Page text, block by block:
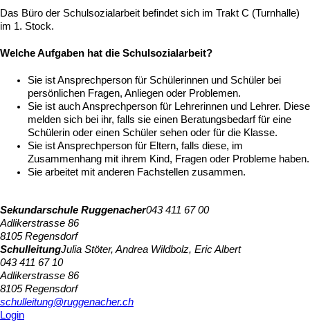
Das Büro der Schulsozialarbeit befindet sich im Trakt C (Turnhalle)
im 1. Stock.
Welche Aufgaben hat die Schulsozialarbeit?
Sie ist Ansprechperson für Schülerinnen und Schüler bei
persönlichen Fragen, Anliegen oder Problemen.
Sie ist auch Ansprechperson für Lehrerinnen und Lehrer. Diese
melden sich bei ihr, falls sie einen Beratungsbedarf für eine
Schülerin oder einen Schüler sehen oder für die Klasse.
Sie ist Ansprechperson für Eltern, falls diese, im
Zusammenhang mit ihrem Kind, Fragen oder Probleme haben.
Sie arbeitet mit anderen Fachstellen zusammen.
Sekundarschule Ruggenacher043 411 67 00
Adlikerstrasse 86
8105 Regensdorf
SchulleitungJulia Stöter, Andrea Wildbolz, Eric Albert
043 411 67 10
Adlikerstrasse 86
8105 Regensdorf
schulleitung@ruggenacher.ch
Login